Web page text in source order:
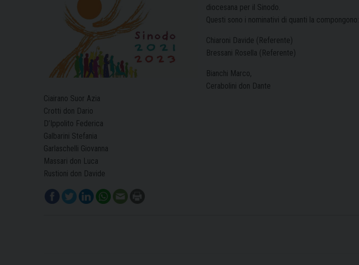
diocesana per il Sinodo.
Questi sono i nominativi di quanti la compongono:
Chiaroni Davide (Referente)
Bressani Rosella (Referente)
Bianchi Marco,
Cerabolini don Dante
Ciairano Suor Azia
Crotti don Dario
D’Ippolito Federica
Galbarini Stefania
Garlaschelli Giovanna
Massari don Luca
Rustioni don Davide